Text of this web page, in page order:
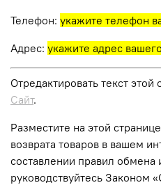
Телефон: укажите телефон
Адрес: укажите адрес
Отредактировать текст
Сайт.
Разместите на этой
возврата товаров в вашем
составлении правил обмена
руководствуйтесь Законом